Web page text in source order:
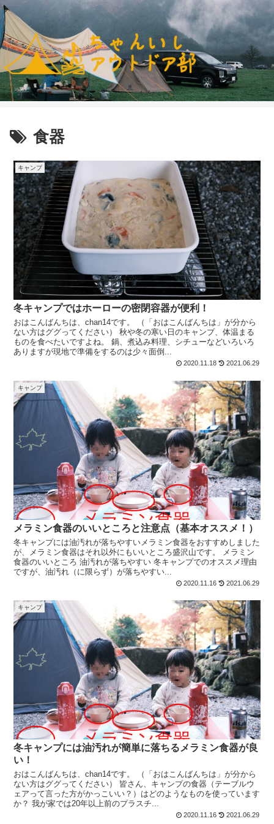
食器
キャンプ
冬キャンプではホーローの密閉容器が便利！
おはこんばんちは、chan14です。 （「おはこんばんちは」が分から
ない方はググってください） 秋や冬の寒い日のキャンプ、体温まる
ものを食べたいですよね。 鍋、煮込み料理、シチューなどいろいろ
ありますが現地で準備をするのは少々面倒...
2020.11.18 2021.06.29
キャンプ
メラミン食器のいいところと注意点（基本オススメ！）
冬キャンプには油汚れが落ちやすいメラミン食器をおすすめしました
が、メラミン食器はそれ以外にもいいところ盛沢山です。 メラミン
食器のいいところ 油汚れが落ちやすい 冬キャンプでのオススメ理由
ですが、油汚れ（に限らず）が落ちやすい...
2020.11.16 2021.06.29
キャンプ
冬キャンプには油汚れが簡単に落ちるメラミン食器が良
い！
おはこんばんちは、chan14です。 （「おはこんばんちは」が分から
ない方はググってください） 皆さん、キャンプの食器（テーブルウ
ェアって言った方がかっこいい？）はどのようなものを使っています
か？ 我が家では20年以上前のプラスチ...
2020.11.16 2021.06.29